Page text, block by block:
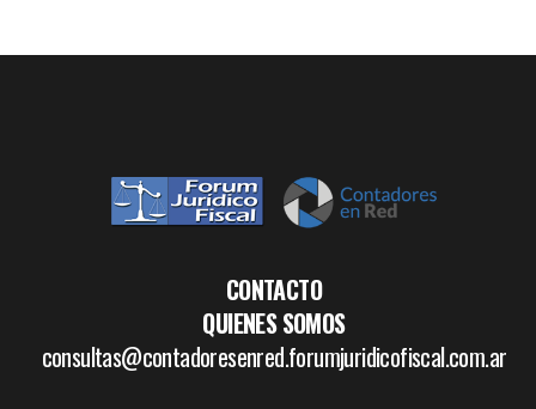
CONTACTO
QUIENES SOMOS
consultas@contadoresenred.forumjuridicofiscal.com.ar